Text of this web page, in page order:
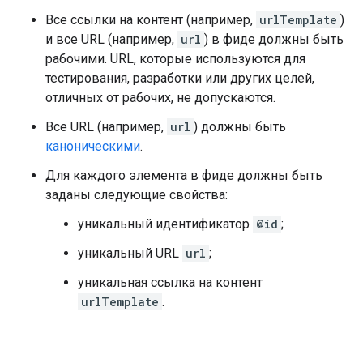
Все ссылки на контент (например, urlTemplate )
и все URL (например, url ) в фиде должны быть
рабочими. URL, которые используются для
тестирования, разработки или других целей,
отличных от рабочих, не допускаются.
Все URL (например, url ) должны быть
каноническими.
Для каждого элемента в фиде должны быть
заданы следующие свойства:
уникальный идентификатор @id ;
уникальный URL url ;
уникальная ссылка на контент
urlTemplate .